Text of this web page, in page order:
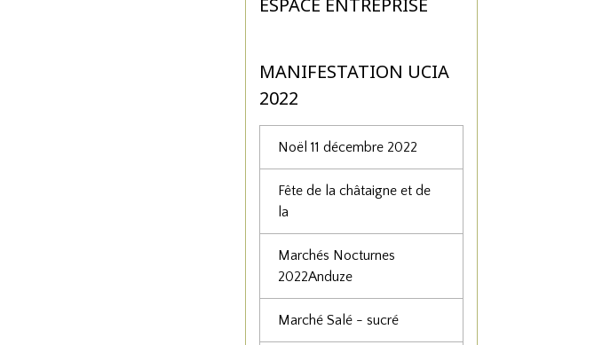
ESPACE ENTREPRISE
MANIFESTATION UCIA
2022
Noël 11 décembre 2022
Fête de la châtaigne et de
la
Marchés Nocturnes
2022Anduze
Marché Salé - sucré